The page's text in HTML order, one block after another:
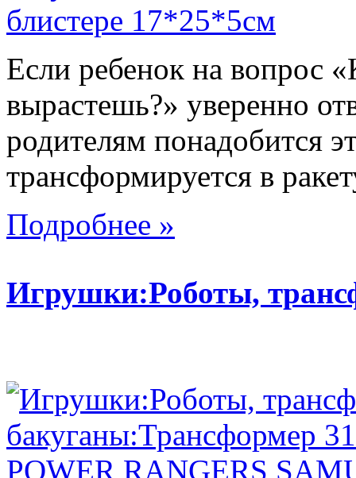
Если ребенок на вопрос
вырастешь?» уверенно
родителям понадобится
трансформируется в
Подробнее »
Игрушки:Роботы,